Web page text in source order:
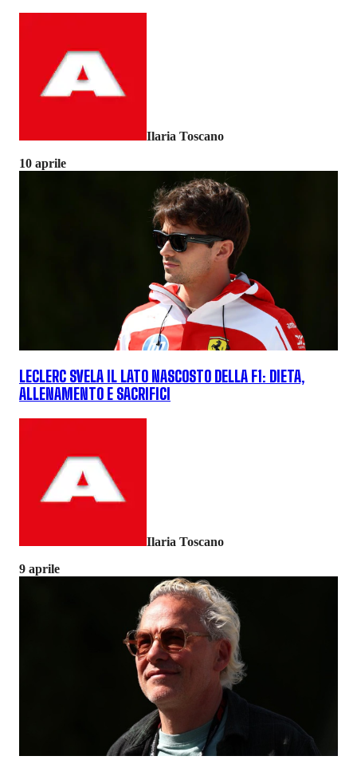
Ilaria Toscano
10 aprile
LECLERC SVELA IL LATO NASCOSTO DELLA F1: DIETA,
ALLENAMENTO E SACRIFICI
Ilaria Toscano
9 aprile